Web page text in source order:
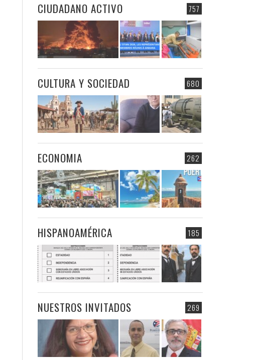
757
CIUDADANO ACTIVO
680
CULTURA Y SOCIEDAD
262
ECONOMIA
185
HISPANOAMÉRICA
269
NUESTROS INVITADOS